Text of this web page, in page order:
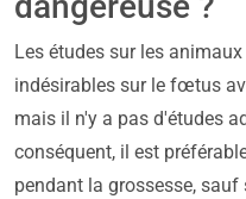
Les études sur les
indésirables sur le fœtus
mais il n'y a pas d'études
conséquent, il est
pendant la grossesse,